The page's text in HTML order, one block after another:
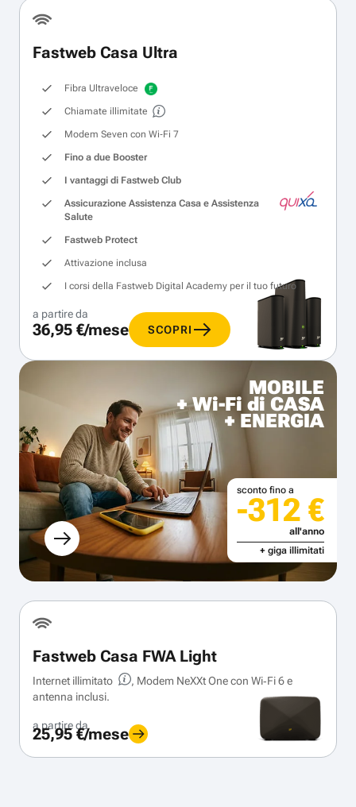
Fastweb Casa Ultra
Fibra Ultraveloce
Chiamate illimitate
Modem Seven con Wi‑Fi 7
Fino a due Booster
I vantaggi di Fastweb Club
Assicurazione Assistenza Casa e Assistenza
Salute
Fastweb Protect
Attivazione inclusa
I corsi della Fastweb Digital Academy per il tuo futuro
a partire da
36,95 €/mese SCOPRI
MOBILE
+ Wi-Fi di CASA
+ ENERGIA
sconto fino a
-312 €
all'anno
+ giga illimitati
Fastweb Casa FWA Light
Internet illimitato
, Modem NeXXt One con Wi‑Fi 6 e
antenna inclusi.
a partire da
25,95 €/mese